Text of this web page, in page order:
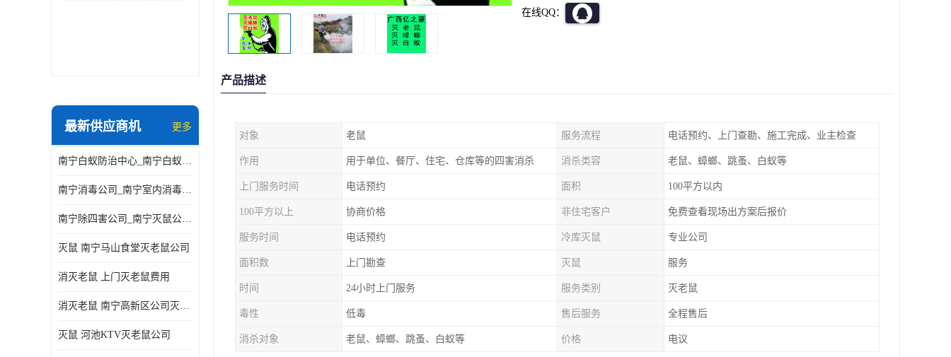
最新供应商机 更多
南宁白蚁防治中心_南宁白蚁防治所电话_南宁白蚁防治公司
南宁消毒公司_南宁室内消毒_南宁室内消毒公司
南宁除四害公司_南宁灭鼠公司_南宁杀虫公司
灭鼠 南宁马山食堂灭老鼠公司
消灭老鼠 上门灭老鼠费用
消灭老鼠 南宁高新区公司灭老鼠
灭鼠 河池KTV灭老鼠公司
在线QQ：
产品描述
对象 老鼠 服务流程 电话预约、上门查勘、施工完成、业主检查
作用 用于单位、餐厅、住宅、仓库等的四害消杀 消杀类容 老鼠、蟑螂、跳蚤、白蚁等
上门服务时间 电话预约 面积 100平方以内
100平方以上 协商价格 非住宅客户 免费查看现场出方案后报价
服务时间 电话预约 冷库灭鼠 专业公司
面积数 上门勘查 灭鼠 服务
时间 24小时上门服务 服务类别 灭老鼠
毒性 低毒 售后服务 全程售后
消杀对象 老鼠、蟑螂、跳蚤、白蚁等 价格 电议